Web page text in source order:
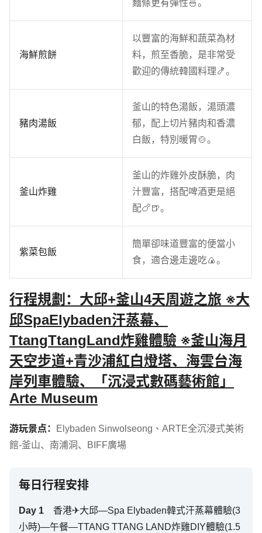
麵條更有彈性🍜。
海鮮煎餅
以豐富的海鮮和蔬菜為材
料，煎至香脆，是非常受
歡迎的傳統韓國料理🍤。
豬肉湯飯
釜山的特色湯飯，湯頭濃
郁，配上切片豬肉和香濃
白飯，特別暖胃🍲。
釜山炸雞
釜山的炸雞外皮酥脆，肉
汁豐富，搭配啤酒更是絕
配🍗🍺。
紫菜包飯
簡單卻味道豐富的便當小
食，適合邊走邊吃🍙。
行程規劃：大邱+釜山4天周遊之旅 ※大
邱SpaElybaden汗蒸幕、
TtangTtangLand炸雞體驗 ※釜山海月
天空步道+青沙浦紅白燈塔、海雲台海
岸列車體驗、「沉浸式數碼藝術館」
Arte Museum
游玩景点： Elybaden Sinwolseong 、 ARTE全沉浸式美術
館-釜山、 南浦洞 、 BIFF廣場
每日行程安排
Day 1
香港✈大邱—Spa Elybaden韓式汗蒸幕體驗(3
小時)—午餐—TTANG TTANG LAND炸雞DIY體驗(1.5